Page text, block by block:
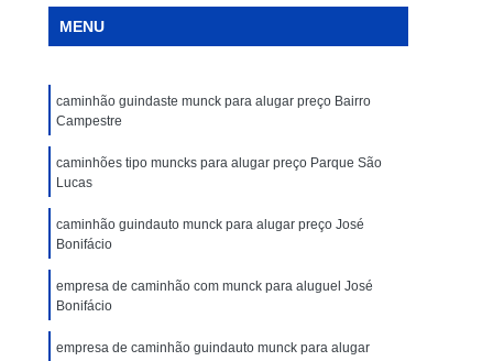
Caminhões Muncks de Aluguel
Caminhão Guindauto Munck para Locação
Caminhões Muncks de Locações
Caminhões Muncks Locar
Locações de Caminhões Munck
MENU
caminhão guindaste munck para alugar preço Bairro
Campestre
caminhões tipo muncks para alugar preço Parque São
Lucas
caminhão guindauto munck para alugar preço José
Bonifácio
empresa de caminhão com munck para aluguel José
Bonifácio
empresa de caminhão guindauto munck para alugar